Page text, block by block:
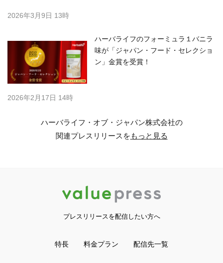
2026年3月9日 13時
ハーバライフのフォーミュラ１バニラ
味が「ジャパン・フード・セレクショ
ン」金賞を受賞！
2026年2月17日 14時
ハーバライフ・オブ・ジャパン株式会社の
関連プレスリリースをもっと見る
プレスリリースを配信したい方へ
特長 料金プラン 配信先一覧